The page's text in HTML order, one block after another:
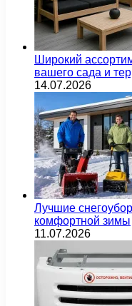
Широкий
вашего сада и
14.07.2026
Лучшие
комфортной зимы
11.07.2026